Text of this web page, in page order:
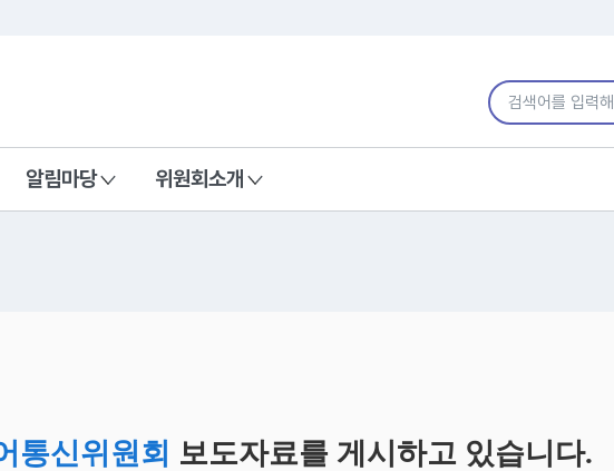
통합검색어 입력
알림마당 위원회소개
통신위원회 보도자료를 게시하고 있습니다.